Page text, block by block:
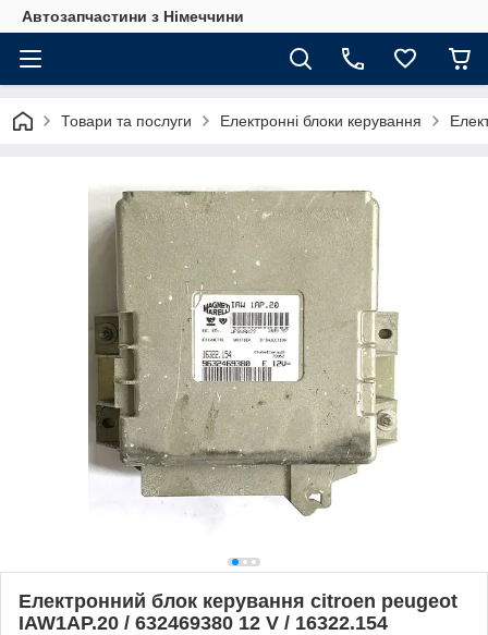
Автозапчастини з Німеччини
Товари та послуги Електронні блоки керування
Електронний блок керування citroen peugeot
IAW1AP.20 / 632469380 12 V / 16322.154